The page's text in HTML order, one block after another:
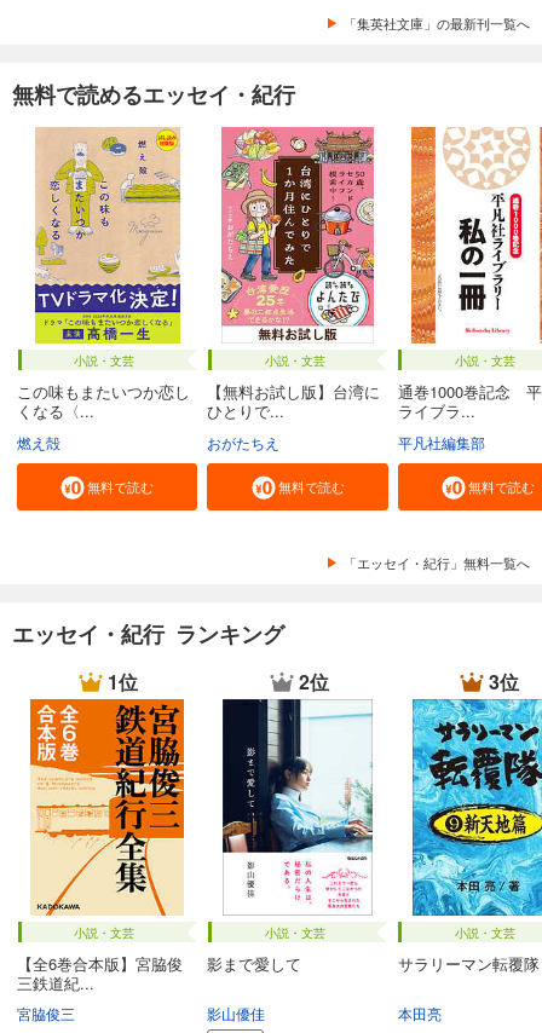
「集英社文庫」の最新刊一覧へ
無料で読めるエッセイ・紀行
小説・文芸
この味もまたいつか恋し
くなる〈...
燃え殻
無料で読む
小説・文芸
【無料お試し版】台湾に
ひとりで...
おがたちえ
無料で読む
小説・文芸
通巻1000巻記念
ライブラ...
平凡社編集部
無料で読む
「エッセイ・紀行」無料一覧へ
エッセイ・紀行 ランキング
1位
小説・文芸
【全6巻合本版】宮脇俊
三鉄道紀...
宮脇俊三
2位
小説・文芸
影まで愛して
影山優佳
3位
小説・文芸
サラリーマン転覆隊
本田亮